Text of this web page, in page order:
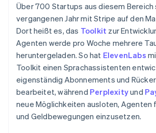
Über 700 Startups aus diesem Bereich
vergangenen Jahr mit Stripe auf den
Dort heißt es, das Toolkit zur
Agenten werde pro Woche mehrere
heruntergeladen. So hat ElevenLabs
Toolkit einen Sprachassistenten
eigenständig Abonnements und
bearbeitet, während Perplexityund
neue Möglichkeiten ausloten, Agenten
und Geldbewegungen einzusetzen.
Liechtenstein
DeutschEnglish
Litauen
English
Luxemburg
FrançaisDeutschEnglish
Malaysia
English 简体中文
Malta
English
Mexiko
Español English